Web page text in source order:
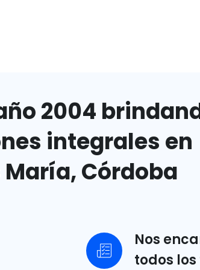
2004
integrales en
Córdoba
Nos
todos